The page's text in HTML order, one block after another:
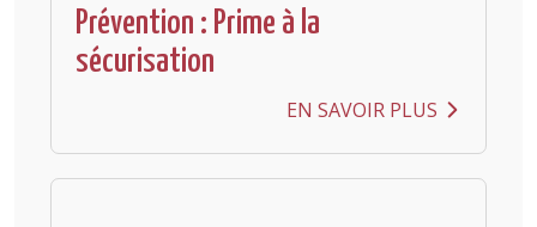
Prévention : Prime à la
sécurisation
EN SAVOIR PLUS